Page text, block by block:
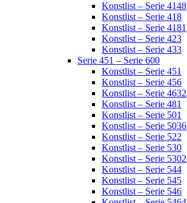
Konstlist – Serie 4148
Konstlist – Serie 418
Konstlist – Serie 4181
Konstlist – Serie 423
Konstlist – Serie 433
Serie 451 – Serie 600
Konstlist – Serie 451
Konstlist – Serie 456
Konstlist – Serie 4632
Konstlist – Serie 481
Konstlist – Serie 501
Konstlist – Serie 5036
Konstlist – Serie 522
Konstlist – Serie 530
Konstlist – Serie 5302
Konstlist – Serie 544
Konstlist – Serie 545
Konstlist – Serie 546